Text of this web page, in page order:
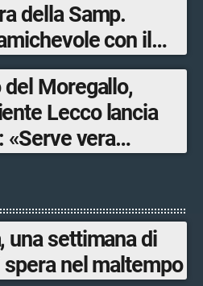
della Samp.
con il
del Moregallo,
Lecco lancia
«Serve vera
una settimana di
nel maltempo